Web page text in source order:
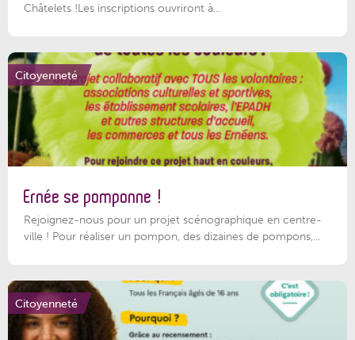
Châtelets !Les inscriptions ouvriront à...
Citoyenneté
Ernée se pomponne !
Rejoignez-nous pour un projet scénographique en centre-
ville ! Pour réaliser un pompon, des dizaines de pompons,...
Citoyenneté